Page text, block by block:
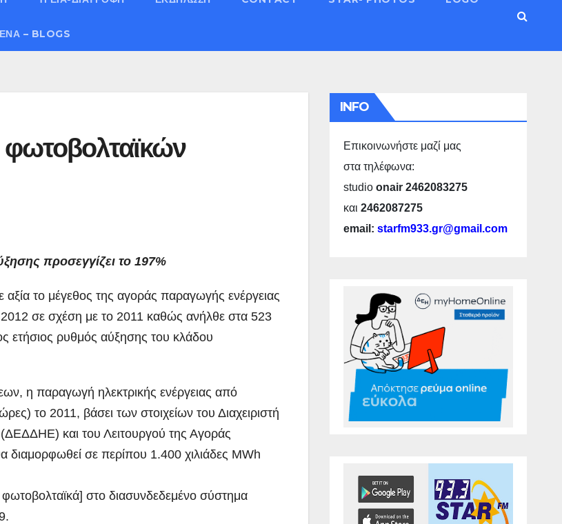
– BLOGS
προσεγγίζει το 197%
αξία το μέγεθος της αγοράς παραγωγής ενέργειας
σε σχέση με το 2011 καθώς ανήλθε στα 523
ετήσιος ρυθμός αύξησης του κλάδου
η παραγωγή ηλεκτρικής ενέργειας από
το 2011, βάσει των στοιχείων του Διαχειριστή
(ΔΕΔΔΗΕ) και του Λειτουργού της Αγοράς
διαμορφωθεί σε περίπου 1.400 χιλιάδες MWh
στο διασυνδεδεμένο σύστημα
INFO
Επικοινωνήστε μαζί μας
στα τηλέφωνα:
studio onair 2462083275
και 2462087275
email: starfm933.gr@gmail.com